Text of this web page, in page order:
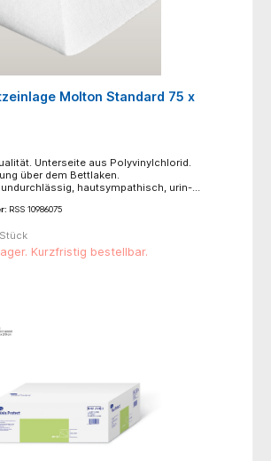
Molton Standard 75 x
Unterseite aus Polyvinylchlorid.
über dem Bettlaken.
hautsympathisch, urin-
nicht bleichen- trocknen möglich,
RSS 10986075
Kurzfristig bestellbar.